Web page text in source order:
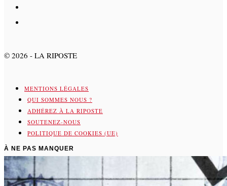
© 2026 - LA RIPOSTE
MENTIONS LÉGALES
QUI SOMMES NOUS ?
ADHÉREZ À LA RIPOSTE
SOUTENEZ-NOUS
POLITIQUE DE COOKIES (UE)
À NE PAS MANQUER